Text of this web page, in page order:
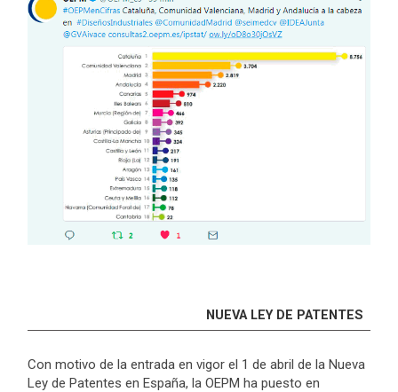
NUEVA LEY DE PATENTES
Con motivo de la entrada en vigor el 1 de abril de la Nueva
Ley de Patentes en España, la OEPM ha puesto en